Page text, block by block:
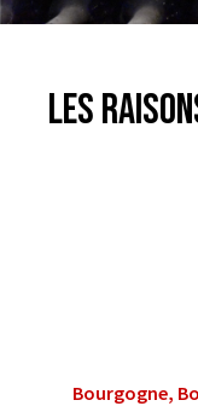
Les
Bourgogne,